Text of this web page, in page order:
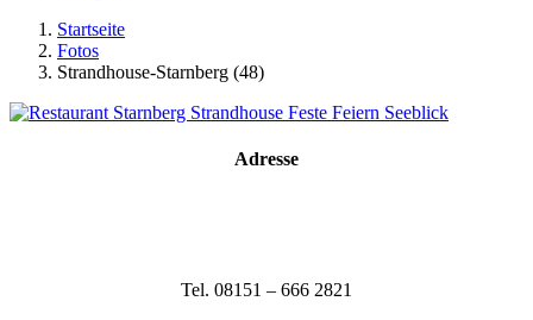
Startseite
Fotos
Strandhouse-Starnberg (48)
Adresse
Tel. 08151 – 666 2821